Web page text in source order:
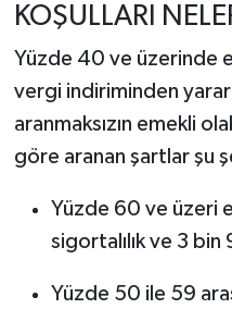
KOŞULLARI
Yüzde 40 ve üzerinde
vergi indiriminden
aranmaksızın emekli
göre aranan şartlar şu
Yüzde 60 ve üzeri
sigortalılık ve 3
Yüzde 50 ile 59